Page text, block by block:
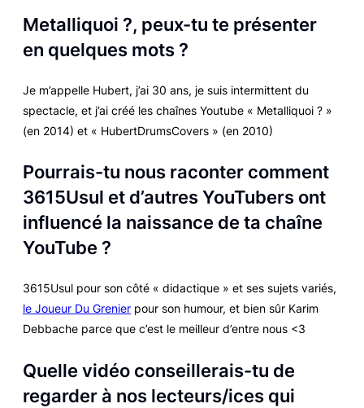
Metalliquoi ?, peux-tu te présenter
en quelques mots ?
Je m’appelle Hubert, j’ai 30 ans, je suis intermittent du
spectacle, et j’ai créé les chaînes Youtube « Metalliquoi ? »
(en 2014) et « HubertDrumsCovers » (en 2010)
Pourrais-tu nous raconter comment
3615Usul et d’autres YouTubers ont
influencé la naissance de ta chaîne
YouTube ?
3615Usul pour son côté « didactique » et ses sujets variés,
le Joueur Du Grenier pour son humour, et bien sûr Karim
Debbache parce que c’est le meilleur d’entre nous <3
Quelle vidéo conseillerais-tu de
regarder à nos lecteurs/ices qui